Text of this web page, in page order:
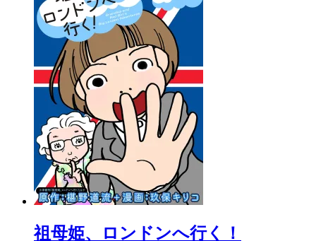
祖母姫、ロンドンへ行く！